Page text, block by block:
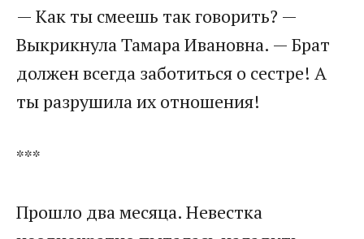
​— Как ты смеешь так говорить? —
Выкрикнула Тамара Ивановна. — Брат
должен всегда заботиться о сестре! А
ты разрушила их отношения!​
​***​
​Прошло два месяца. Невестка